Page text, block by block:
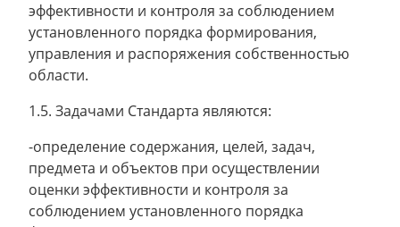
эффективности и контроля за соблюдением
установленного порядка формирования,
управления и распоряжения собственностью
области.
1.5. Задачами Стандарта являются:
-определение содержания, целей, задач,
предмета и объектов при осуществлении
оценки эффективности и контроля за
соблюдением установленного порядка